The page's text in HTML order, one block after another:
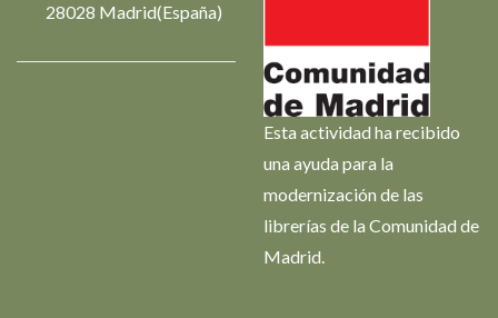
28028 Madrid(España)
Esta actividad ha recibido
una ayuda para la
modernización de las
librerías de la Comunidad de
Madrid.